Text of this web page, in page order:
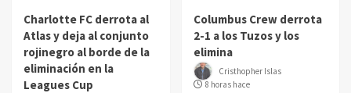
Charlotte FC derrota al
Atlas y deja al conjunto
rojinegro al borde de la
eliminación en la
Leagues Cup
Columbus Crew derrota
2-1 a los Tuzos y los
elimina
Cristhopher Islas
8 horas hace